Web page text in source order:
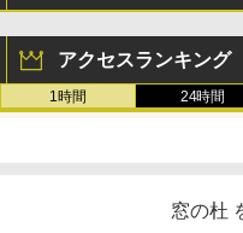
アクセスランキング
1時間 24時間
窓の杜